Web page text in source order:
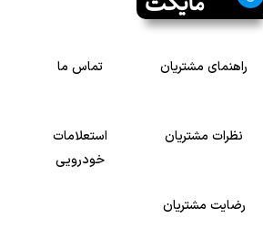
راهنمای مشتریان تماس ما
نظرات مشتریان
استعلامات
خودرویی
رضایت مشتریان